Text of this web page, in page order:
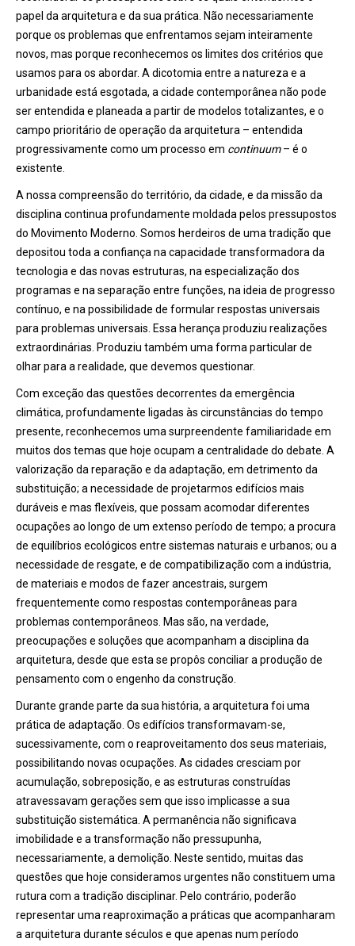
papel da arquitetura e da sua prática. Não necessariamente
porque os problemas que enfrentamos sejam inteiramente
novos, mas porque reconhecemos os limites dos critérios que
usamos para os abordar. A dicotomia entre a natureza e a
urbanidade está esgotada, a cidade contemporânea não pode
ser entendida e planeada a partir de modelos totalizantes, e o
campo prioritário de operação da arquitetura – entendida
progressivamente como um processo em continuum– é o
existente.
A nossa compreensão do território, da cidade, e da missão da
disciplina continua profundamente moldada pelos pressupostos
do Movimento Moderno. Somos herdeiros de uma tradição que
depositou toda a confiança na capacidade transformadora da
tecnologia e das novas estruturas, na especialização dos
programas e na separação entre funções, na ideia de progresso
contínuo, e na possibilidade de formular respostas universais
para problemas universais. Essa herança produziu realizações
extraordinárias. Produziu também uma forma particular de
olhar para a realidade, que devemos questionar.
Com exceção das questões decorrentes da emergência
climática, profundamente ligadas às circunstâncias do tempo
presente, reconhecemos uma surpreendente familiaridade em
muitos dos temas que hoje ocupam a centralidade do debate. A
valorização da reparação e da adaptação, em detrimento da
substituição; a necessidade de projetarmos edifícios mais
duráveis e mas flexíveis, que possam acomodar diferentes
ocupações ao longo de um extenso período de tempo; a procura
de equilíbrios ecológicos entre sistemas naturais e urbanos; ou a
necessidade de resgate, e de compatibilização com a indústria,
de materiais e modos de fazer ancestrais, surgem
frequentemente como respostas contemporâneas para
problemas contemporâneos. Mas são, na verdade,
preocupações e soluções que acompanham a disciplina da
arquitetura, desde que esta se propôs conciliar a produção de
pensamento com o engenho da construção.
Durante grande parte da sua história, a arquitetura foi uma
prática de adaptação. Os edifícios transformavam-se,
sucessivamente, com o reaproveitamento dos seus materiais,
possibilitando novas ocupações. As cidades cresciam por
acumulação, sobreposição, e as estruturas construídas
atravessavam gerações sem que isso implicasse a sua
substituição sistemática. A permanência não significava
imobilidade e a transformação não pressupunha,
necessariamente, a demolição. Neste sentido, muitas das
questões que hoje consideramos urgentes não constituem uma
rutura com a tradição disciplinar. Pelo contrário, poderão
representar uma reaproximação a práticas que acompanharam
a arquitetura durante séculos e que apenas num período